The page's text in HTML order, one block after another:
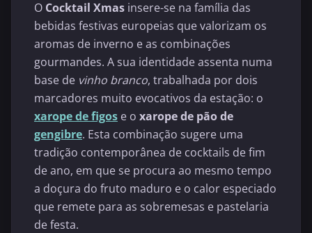
O Cocktail Xmas insere-se na família das
bebidas festivas europeias que valorizam os
aromas de inverno e as combinações
gourmandes. A sua identidade assenta numa
base de vinho branco, trabalhada por dois
marcadores muito evocativos da estação: o
xarope de figos e o xarope de pão de
gengibre. Esta combinação sugere uma
tradição contemporânea de cocktails de fim
de ano, em que se procura ao mesmo tempo
a doçura do fruto maduro e o calor especiado
que remete para as sobremesas e pastelaria
de festa.